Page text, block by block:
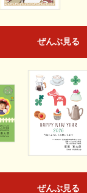
ぜんぶ見る
ぜんぶ見る